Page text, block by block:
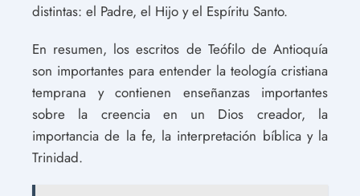
distintas: el Padre, el Hijo y el Espíritu Santo.
En resumen, los escritos de Teófilo de Antioquía
son importantes para entender la teología cristiana
temprana y contienen enseñanzas importantes
sobre la creencia en un Dios creador, la
importancia de la fe, la interpretación bíblica y la
Trinidad.